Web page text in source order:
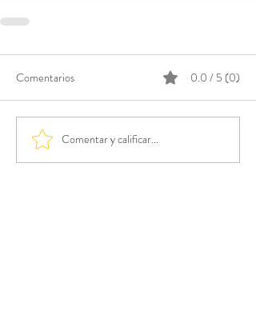
Comentarios 0.0 / 5 (0)
Comentar y calificar...